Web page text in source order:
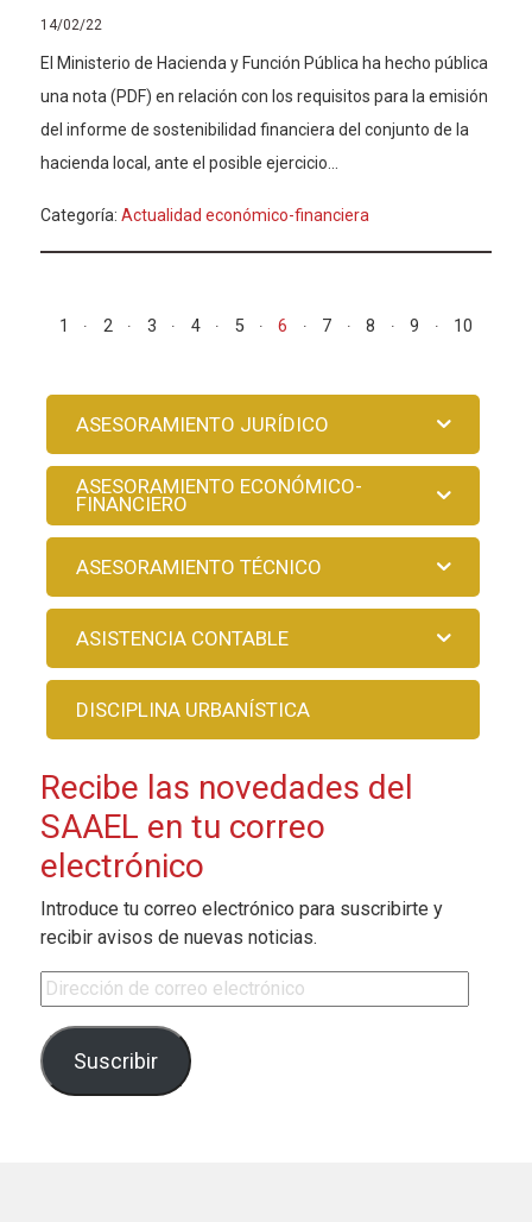
14/02/22
El Ministerio de Hacienda y Función Pública ha hecho pública
una nota (PDF) en relación con los requisitos para la emisión
del informe de sostenibilidad financiera del conjunto de la
hacienda local, ante el posible ejercicio...
Categoría: Actualidad económico-financiera
1 2 3 4 5 6 7 8 9 10
ASESORAMIENTO JURÍDICO
ASESORAMIENTO ECONÓMICO-
FINANCIERO
ASESORAMIENTO TÉCNICO
ASISTENCIA CONTABLE
DISCIPLINA URBANÍSTICA
Recibe las novedades del
SAAEL en tu correo
electrónico
Introduce tu correo electrónico para suscribirte y
recibir avisos de nuevas noticias.
Dirección de correo electrónico
Suscribir